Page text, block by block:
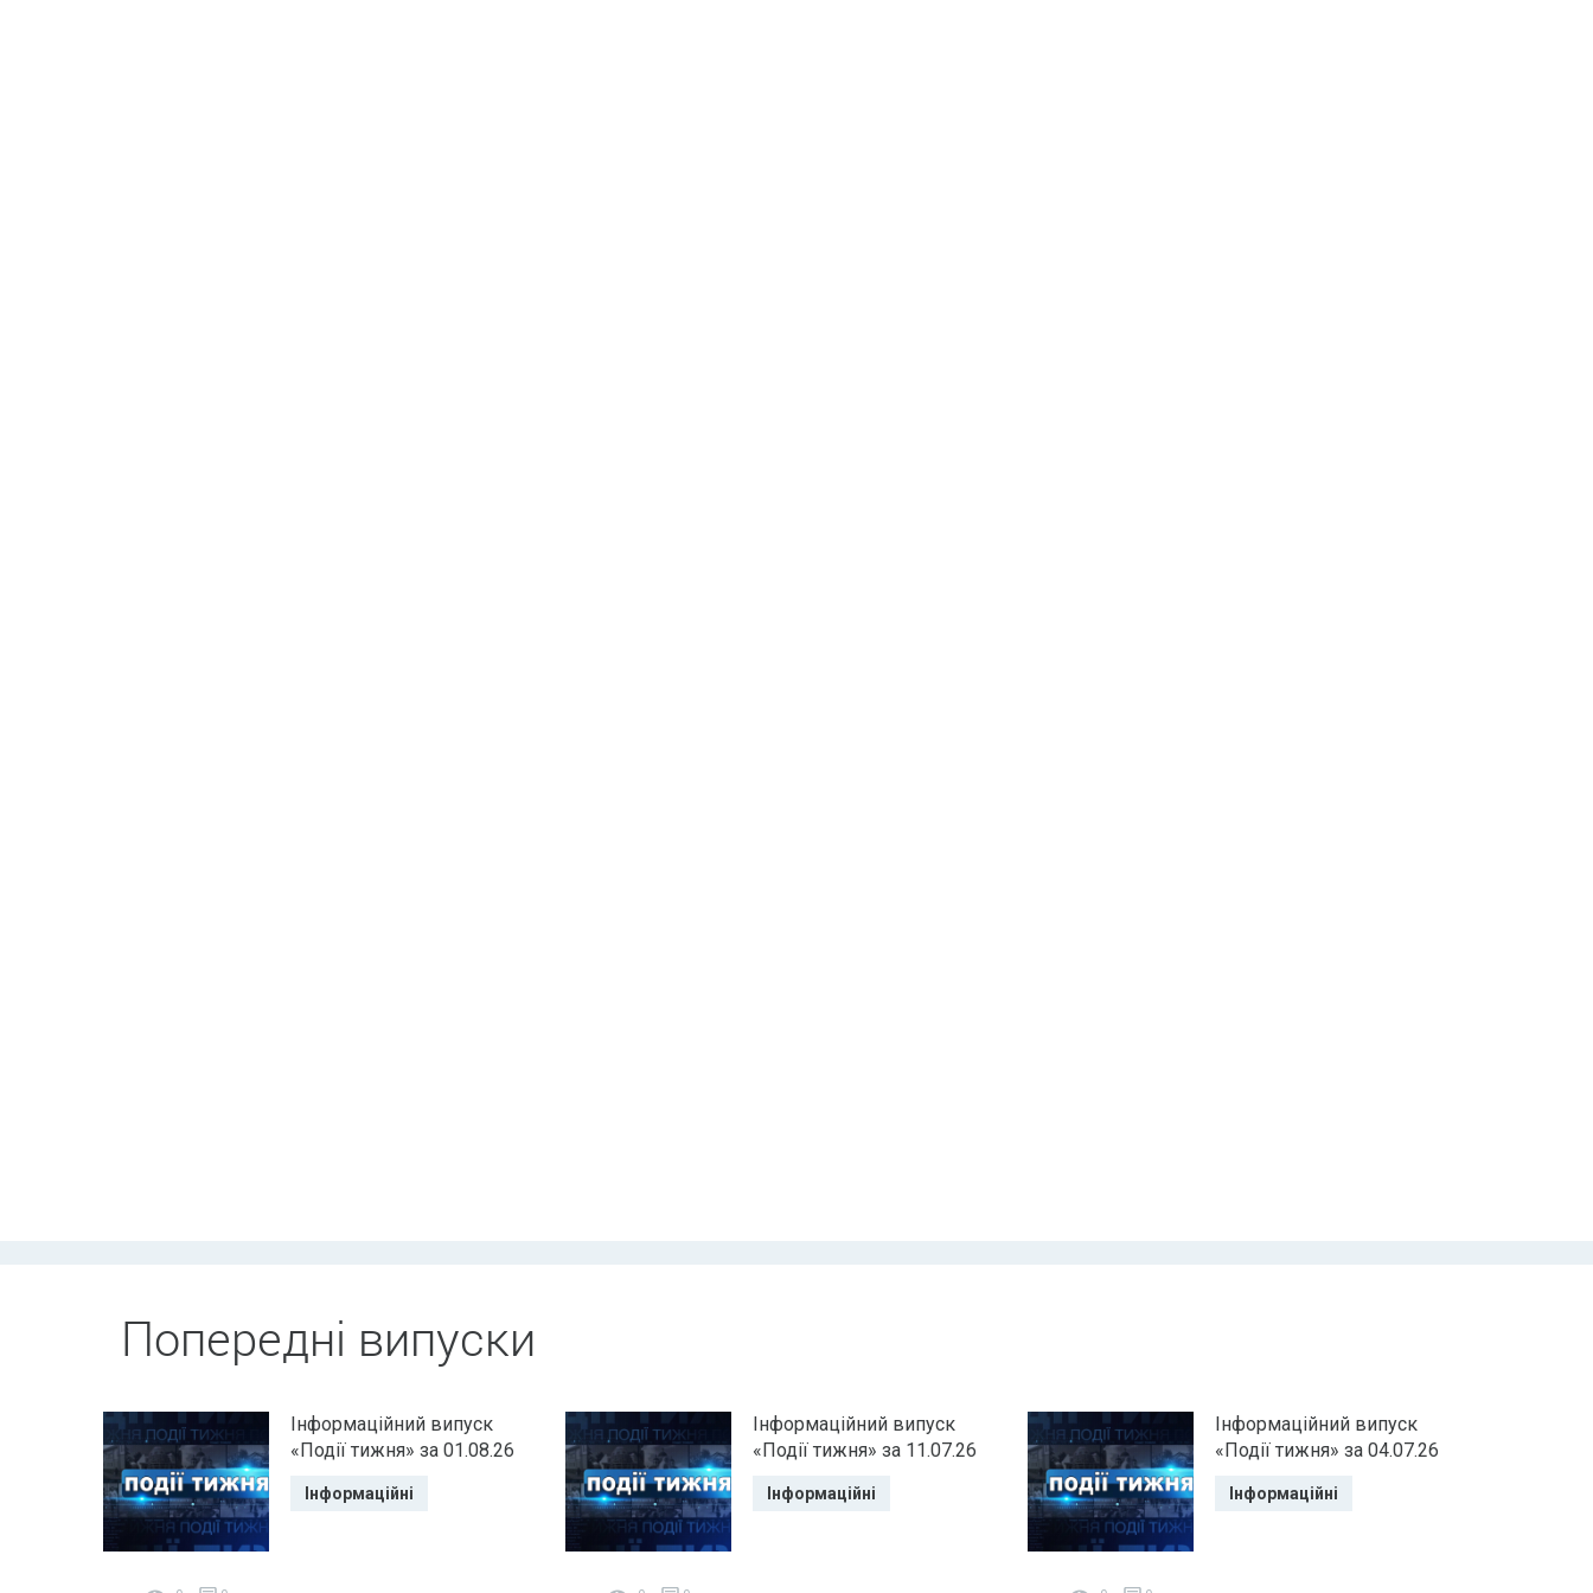
Попередні випуски
Інформаційний випуск
«Події тижня» за 01.08.26
Інформаційні
Інформаційний випуск
«Події тижня» за 11.07.26
Інформаційні
Інформаційний випуск
«Події тижня» за 04.07.26
Інформаційні